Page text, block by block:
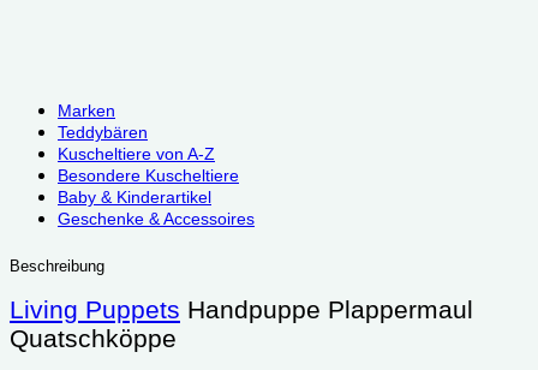
Marken
Teddybären
Kuscheltiere von A-Z
Besondere Kuscheltiere
Baby & Kinderartikel
Geschenke & Accessoires
Beschreibung
Living Puppets Handpuppe Plappermaul
Quatschköppe